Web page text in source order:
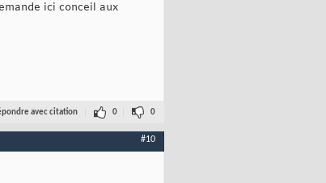
ici conceil aux
avec citation 0 0
#10